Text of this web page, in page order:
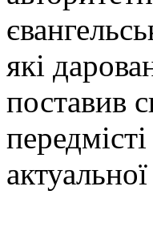
які
поставив